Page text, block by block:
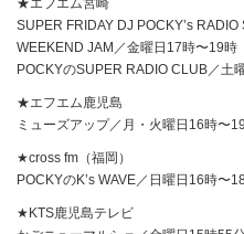
★エフエム宮崎
SUPER FRIDAY DJ POCKY’s RADIO
WEEKEND JAM／金曜日17時〜19時
POCKYのSUPER RADIO CLUB／土
★エフエム鹿児島
ミューズアップ／月・火曜日16時〜
★cross fm（福岡）
POCKYのK’s WAVE／日曜日16時〜
★KTS鹿児島テレビ